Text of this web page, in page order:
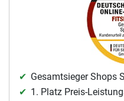
Gesamtsieger Shops
1. Platz Preis-